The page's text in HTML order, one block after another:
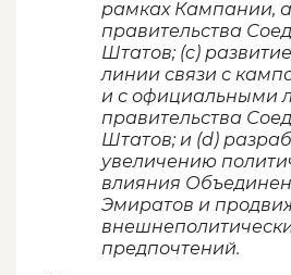
рамках Кампании,
правительства
Штатов; (c)
линии связи с
и с официальными
правительства
Штатов; и (d)
увеличению
влияния
Эмиратов и
предпочтений.